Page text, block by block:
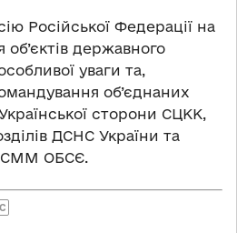
Російської Федерації на
об’єктів державного
уваги та,
об’єднаних
сторони СЦКК,
ДСНС України та
СММ ОБСЄ.